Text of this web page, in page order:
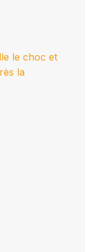
le choc et
la